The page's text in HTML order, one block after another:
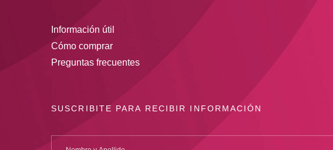
Información útil
Cómo comprar
Preguntas frecuentes
SUSCRIBITE PARA RECIBIR INFORMACIÓN